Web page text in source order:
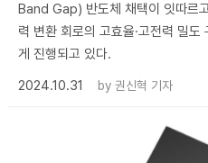
Band Gap) 반도체 채택이 잇따르
력 변환 회로의 고효율·고전력 밀
게 진행되고 있다.
2024.10.31
by 권신혁 기자